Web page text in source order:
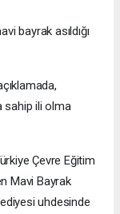
bayrak asıldığı
sahip ili olma
Çevre Eğitim
Mavi Bayrak
uhdesinde